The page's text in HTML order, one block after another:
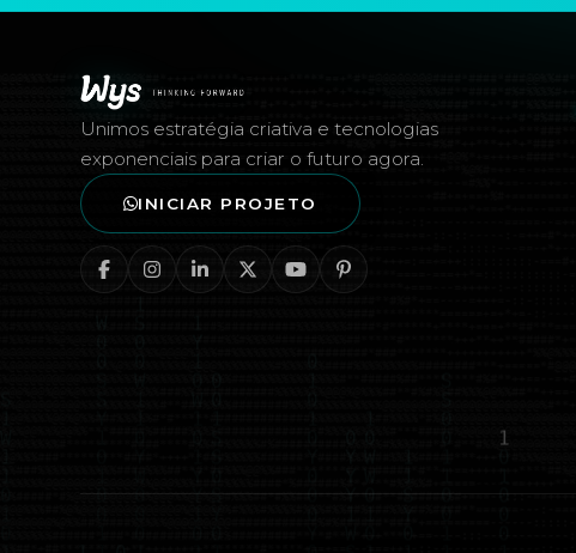
Rodapé — Agência Wys
Unimos estratégia criativa e tecnologias
exponenciais para criar o futuro agora.
INICIAR PROJETO